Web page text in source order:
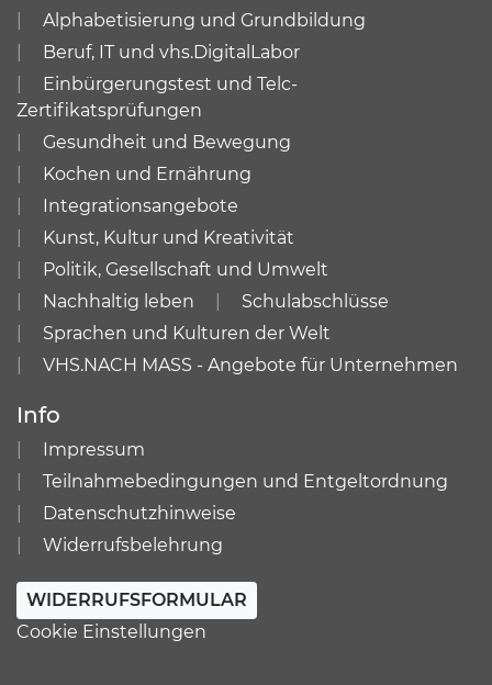
Alphabetisierung und Grundbildung
Beruf, IT und vhs.DigitalLabor
Einbürgerungstest und Telc-
Zertifikatsprüfungen
Gesundheit und Bewegung
Kochen und Ernährung
Integrationsangebote
Kunst, Kultur und Kreativität
Politik, Gesellschaft und Umwelt
Nachhaltig leben
Schulabschlüsse
Sprachen und Kulturen der Welt
VHS.NACH MASS - Angebote für Unternehmen
Info
Impressum
Teilnahmebedingungen und Entgeltordnung
Datenschutzhinweise
Widerrufsbelehrung
WIDERRUFSFORMULAR
Cookie Einstellungen